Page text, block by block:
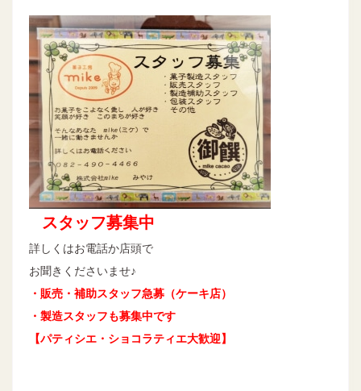
スタッフ募集中
詳しくはお電話か店頭で
お聞きくださいませ♪
・販売・補助スタッフ急募（ケーキ店）
・製造スタッフも募集中です
【パティシエ・ショコラティエ大歓迎】